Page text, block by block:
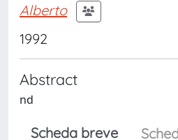
Alberto
1992
Abstract
nd
Scheda breve